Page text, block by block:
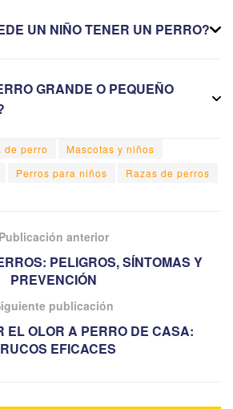
UN NIÑO TENER UN PERRO?
GRANDE O PEQUEÑO
de perro
Mascotas y niños
Perros para niños Razas de perros
Publicación anterior
PELIGROS, SÍNTOMAS Y
PREVENCIÓN
publicación
EL OLOR A PERRO DE CASA:
EFICACES